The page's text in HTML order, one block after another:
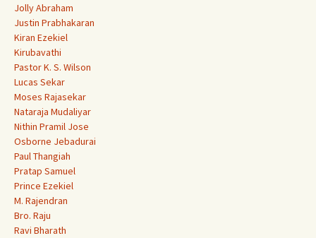
Jolly Abraham
Justin Prabhakaran
Kiran Ezekiel
Kirubavathi
Pastor K. S. Wilson
Lucas Sekar
Moses Rajasekar
Nataraja Mudaliyar
Nithin Pramil Jose
Osborne Jebadurai
Paul Thangiah
Pratap Samuel
Prince Ezekiel
M. Rajendran
Bro. Raju
Ravi Bharath